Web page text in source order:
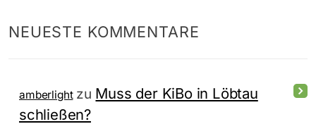
NEUESTE KOMMENTARE
amberlightzu Muss der KiBo in Löbtau
schließen?